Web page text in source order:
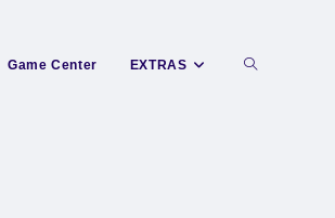
Game Center EXTRAS Toggle